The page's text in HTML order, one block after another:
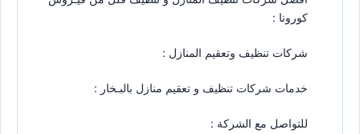
كورونا :
شركات تنظيف وتعقيم المنازل :
خدمات شركات تنظيف و تعقيم منازل بالبـخار :
للتواصل مع الشركة :